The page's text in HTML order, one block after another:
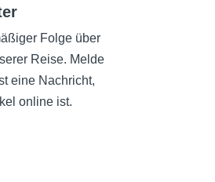
Folge über
Reise. Melde
eine Nachricht,
online ist.